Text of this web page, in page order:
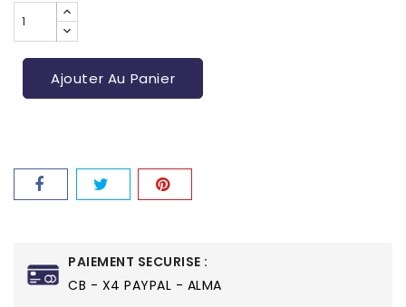
Ajouter Au Panier
PAIEMENT SECURISE :
CB - X4 PAYPAL - ALMA